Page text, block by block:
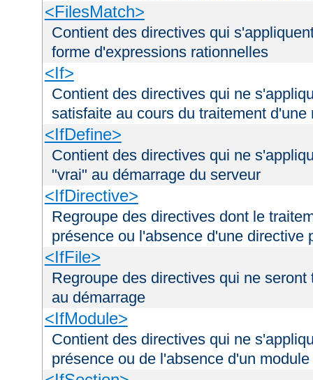
<FilesMatch>
Contient des directives qui
forme d'expressions rationnelles
<If>
Contient des directives qui ne
satisfaite au cours du traitement d'une
<IfDefine>
Contient des directives qui ne
"vrai" au démarrage du serveur
<IfDirective>
Regroupe des directives dont le
présence ou l'absence d'une directive
<IfFile>
Regroupe des directives qui ne
au démarrage
<IfModule>
Contient des directives qui ne
présence ou de l'absence d'un